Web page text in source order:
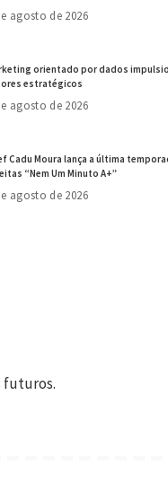
agosto de 2026
orientado por dados
estratégicos
agosto de 2026
Cadu Moura lança a última
“Nem Um Minuto A+”
agosto de 2026
futuros.